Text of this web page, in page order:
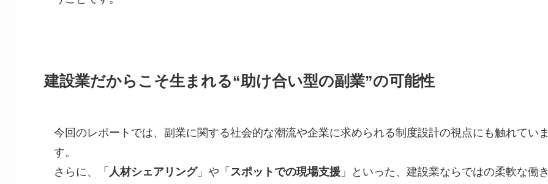
建設業だからこそ生まれる“助け合い型の副業”の可能性
今回のレポートでは、副業に関する社会的な潮流や企業に求められる制度設計の視点にも触れていま
す。
さらに、「 人材シェアリング」や「 スポットでの現場支援 」といった、建設業ならではの柔軟な働き